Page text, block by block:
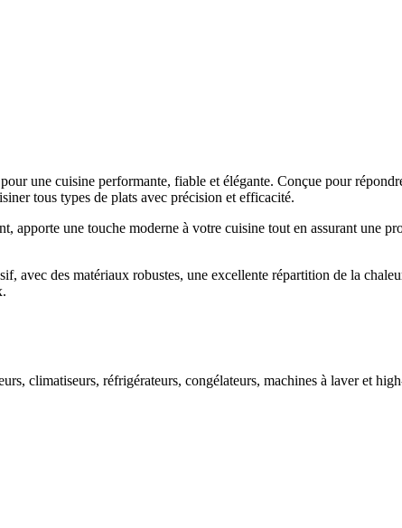
une cuisine performante, fiable et élégante. Conçue pour
tous types de plats avec précision et efficacité.
apporte une touche moderne à votre cuisine tout en assurant une
avec des matériaux robustes, une excellente répartition de la
climatiseurs, réfrigérateurs, congélateurs, machines à laver et